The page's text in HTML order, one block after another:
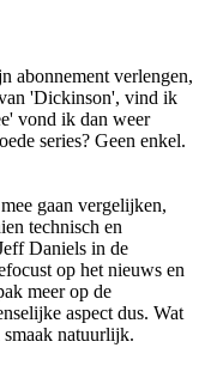
abonnement verlengen,
'Dickinson', vind ik
vond ik dan weer
series? Geen enkel.
gaan vergelijken,
technisch en
Daniels in de
op het nieuws en
meer op de
aspect dus. Wat
natuurlijk.